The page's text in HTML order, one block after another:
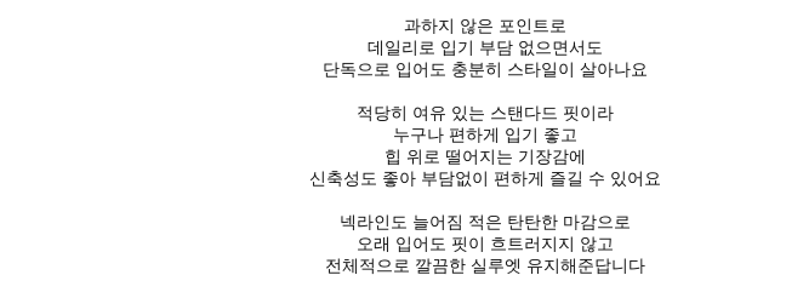
과하지 않은 포인트로
데일리로 입기 부담 없으면서도
단독으로 입어도 충분히 스타일이 살아나요
적당히 여유 있는 스탠다드 핏이라
누구나 편하게 입기 좋고
힙 위로 떨어지는 기장감에
신축성도 좋아 부담없이 편하게 즐길 수 있어요
넥라인도 늘어짐 적은 탄탄한 마감으로
오래 입어도 핏이 흐트러지지 않고
전체적으로 깔끔한 실루엣 유지해준답니다